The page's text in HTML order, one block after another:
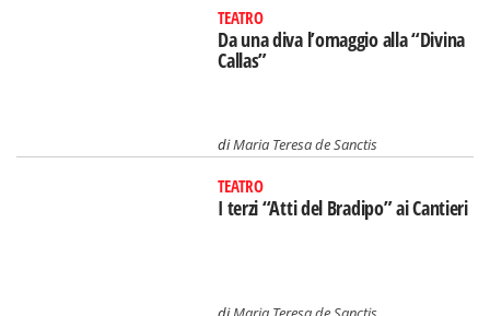
TEATRO
Da una diva l’omaggio alla “Divina
Callas”
diMaria Teresa de Sanctis
TEATRO
I terzi “Atti del Bradipo” ai Cantieri